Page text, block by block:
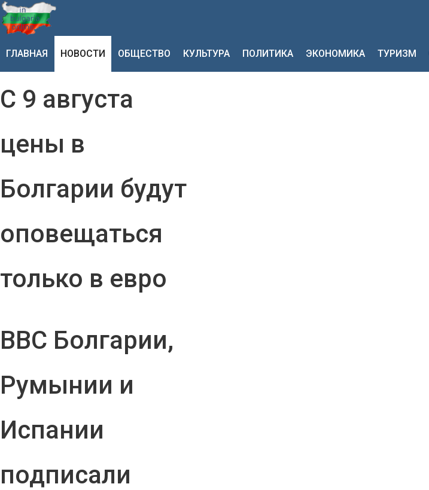
ГЛАВНАЯ НОВОСТИ ОБЩЕСТВО КУЛЬТУРА ПОЛИТИКА ЭКОНОМИКА ТУРИЗМ
С 9 августа
цены в
Болгарии будут
оповещаться
только в евро
ВВС Болгарии,
Румынии и
Испании
подписали